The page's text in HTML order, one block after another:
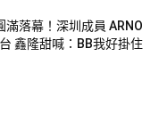
滿落幕！深圳成員 ARNO
鑫隆甜喊：BB我好掛住